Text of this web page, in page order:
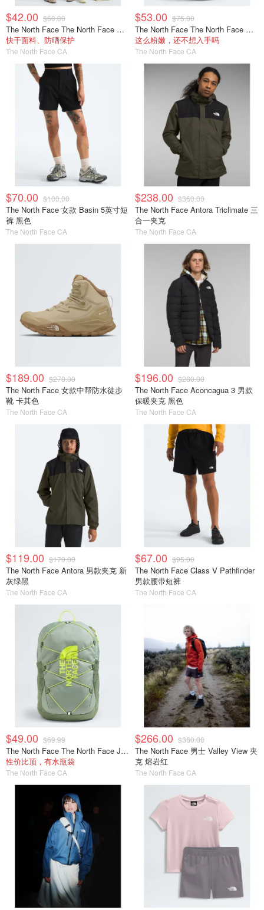
$42.00 $60.00
The North Face The North Face 儿童 Coastal Climb 卫衣
快干面料、防晒保护
The North Face CA
$53.00 $75.00
The North Face The North Face Court Jester 青少年双肩包
这么粉嫩，还不想入手吗
The North Face CA
$70.00 $100.00
The North Face 女款 Basin 5英寸短
裤 黑色
The North Face CA
$238.00 $360.00
The North Face Antora Triclimate 三
合一夹克
The North Face CA
$189.00 $270.00
The North Face 女款中帮防水徒步
靴 卡其色
The North Face CA
$196.00 $280.00
The North Face Aconcagua 3 男款
保暖夹克 黑色
The North Face CA
$119.00 $170.00
The North Face Antora 男款夹克 新
灰绿黑
The North Face CA
$67.00 $95.00
The North Face Class V Pathfinder
男款腰带短裤
The North Face CA
$49.00 $69.99
The North Face The North Face Jester 青少年背包
性价比顶，有水瓶袋
The North Face CA
$266.00 $380.00
The North Face 男士 Valley View 夹
克 熔岩红
The North Face CA